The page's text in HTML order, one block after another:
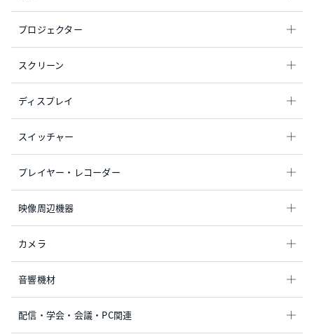
プロジェクター
スクリーン
ディスプレイ
スイッチャー
プレイヤー・レコーダー
映像周辺機器
カメラ
音響機材
配信・学会・会議・PC関連